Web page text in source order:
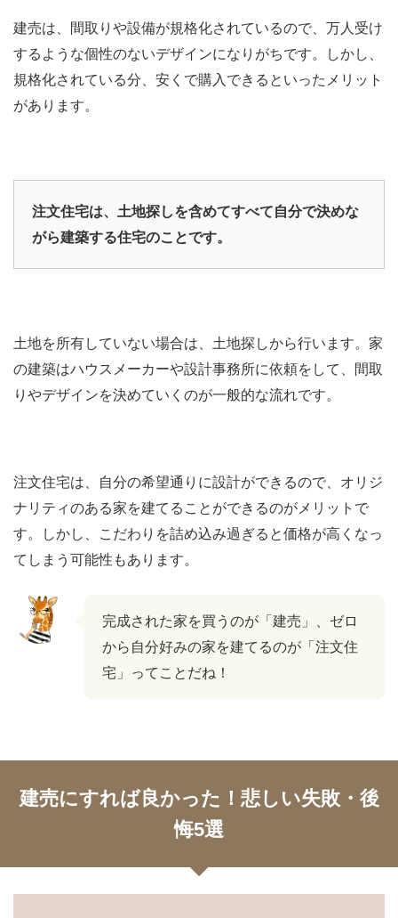
建売は、間取りや設備が規格化されているので、万人受け
するような個性のないデザインになりがちです。しかし、
規格化されている分、安くで購入できるといったメリット
があります。
注文住宅は、土地探しを含めてすべて自分で決めな
がら建築する住宅のことです。
土地を所有していない場合は、土地探しから行います。家
の建築はハウスメーカーや設計事務所に依頼をして、間取
りやデザインを決めていくのが一般的な流れです。
注文住宅は、自分の希望通りに設計ができるので、オリジ
ナリティのある家を建てることができるのがメリットで
す。しかし、こだわりを詰め込み過ぎると価格が高くなっ
てしまう可能性もあります。
完成された家を買うのが「建売」、ゼロ
から自分好みの家を建てるのが「注文住
宅」ってことだね！
建売にすれば良かった！悲しい失敗・後
悔5選